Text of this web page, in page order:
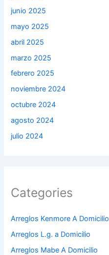
junio 2025
mayo 2025
abril 2025
marzo 2025
febrero 2025
noviembre 2024
octubre 2024
agosto 2024
julio 2024
Categories
Arreglos Kenmore A Domicilio
Arreglos L.g. a Domicilio
Arreglos Mabe A Domicilio